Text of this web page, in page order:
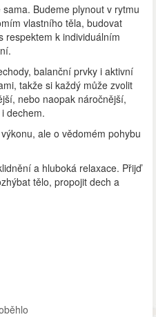
Budeme plynout v rytmu
vlastního těla, budovat
respektem k individuálním
balanční prvky i aktivní
takže si každý může zvolit
nebo naopak náročnější,
dechem.
ale o vědomém pohybu
a hluboká relaxace. Přijď
tělo, propojit dech a